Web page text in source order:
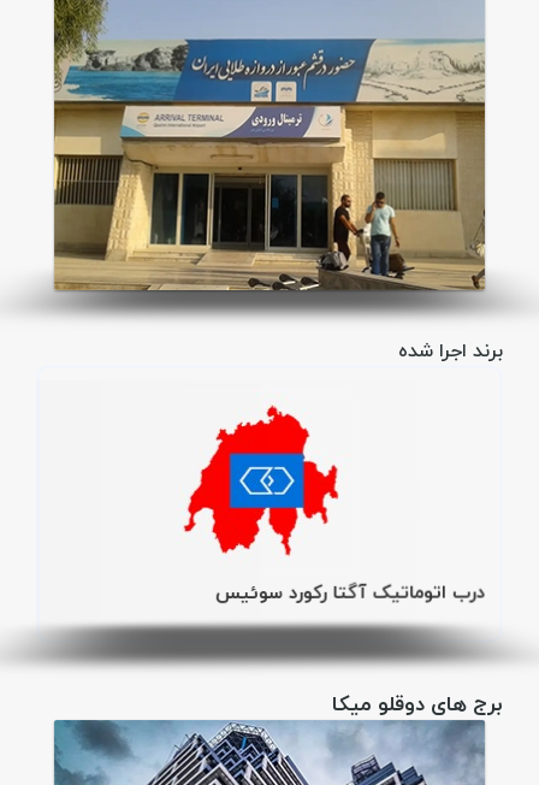
برند اجرا شده
درب اتوماتیک آگتا رکورد سوئیس
برج های دوقلو میکا